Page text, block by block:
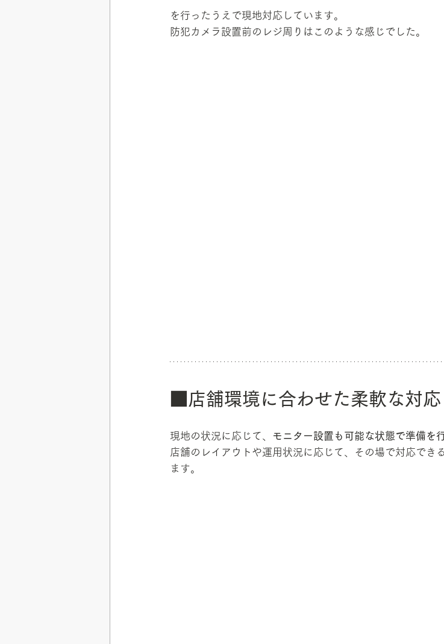
を行ったうえで現地対応しています。
防犯カメラ設置前のレジ周りはこのような感じでした。
■店舗環境に合わせた柔軟な対応
現地の状況に応じて、 モニター設置も可能な状態で準備を
店舗のレイアウトや運用状況に応じて、その場で対応でき
ます。